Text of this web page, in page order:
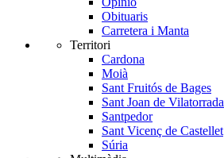
Obituaris
Carretera i Manta
Territori
Cardona
Moià
Sant Fruitós de Bages
Sant Joan de Vilatorrada
Santpedor
Sant Vicenç de Castellet
Súria